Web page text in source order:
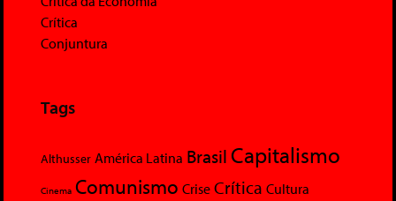
Crítica
Conjuntura
Tags
Althusser América Latina Brasil Capitalismo
Cinema Comunismo Crise Crítica Cultura